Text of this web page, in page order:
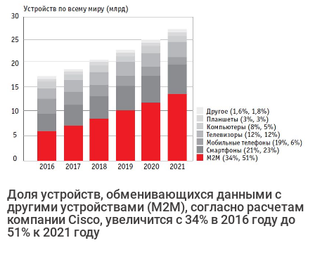
Доля устройств, обменивающихся данными с
другими устройствами (M2M), согласно расчетам
компании Cisco, увеличится с 34% в 2016 году до
51% к 2021 году